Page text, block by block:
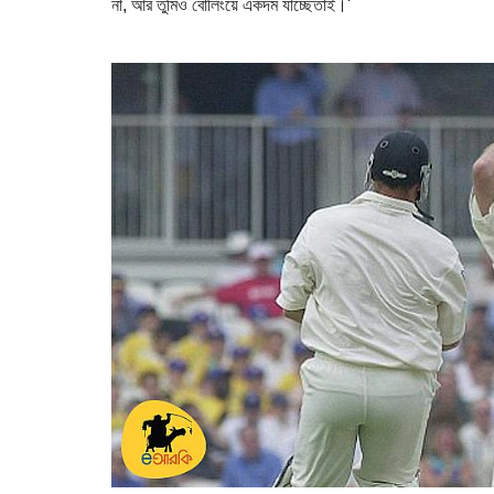
না, আর তুমিও বোলিংয়ে একদম যাচ্ছেতাই।'